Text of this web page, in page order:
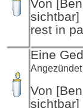
Von
sichtbar]
rest in
Eine
Von
sichtbar]